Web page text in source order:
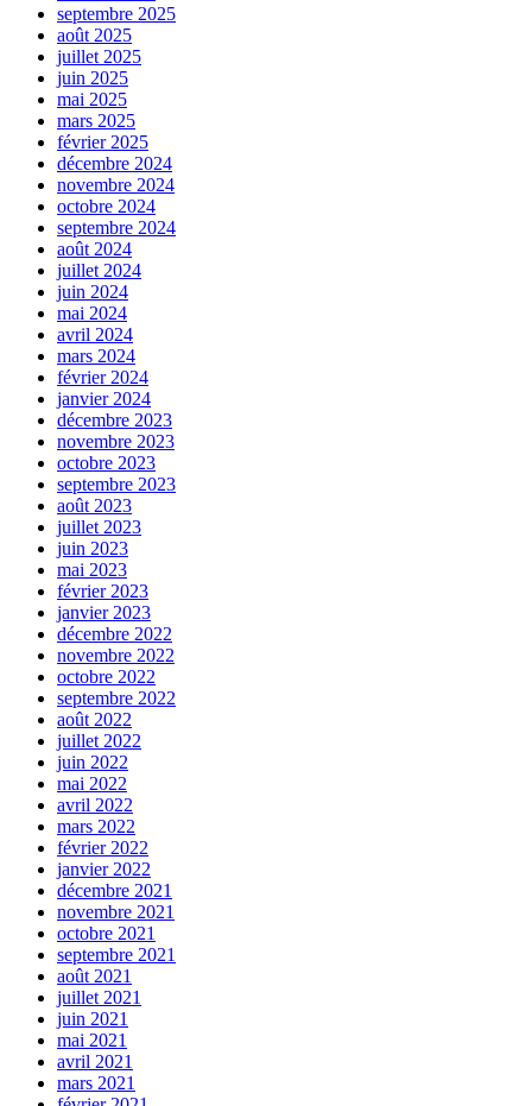
septembre 2025
août 2025
juillet 2025
juin 2025
mai 2025
mars 2025
février 2025
décembre 2024
novembre 2024
octobre 2024
septembre 2024
août 2024
juillet 2024
juin 2024
mai 2024
avril 2024
mars 2024
février 2024
janvier 2024
décembre 2023
novembre 2023
octobre 2023
septembre 2023
août 2023
juillet 2023
juin 2023
mai 2023
février 2023
janvier 2023
décembre 2022
novembre 2022
octobre 2022
septembre 2022
août 2022
juillet 2022
juin 2022
mai 2022
avril 2022
mars 2022
février 2022
janvier 2022
décembre 2021
novembre 2021
octobre 2021
septembre 2021
août 2021
juillet 2021
juin 2021
mai 2021
avril 2021
mars 2021